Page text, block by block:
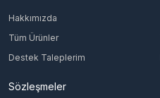
Hakkımızda
Tüm Ürünler
Destek Taleplerim
Sözleşmeler